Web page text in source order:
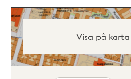
Visa på karta